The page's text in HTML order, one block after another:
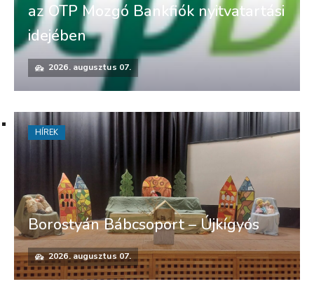
az OTP Mozgó Bankfiók nyitvatartási
idejében
2026. augusztus 07.
Borostyán Bábcsoport – Újkígyós
2026. augusztus 07.
HÍREK